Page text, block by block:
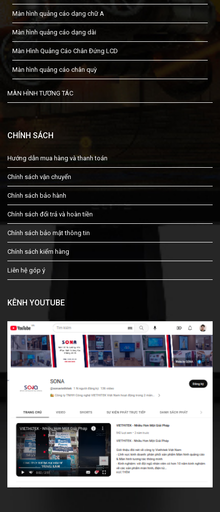
Màn hình quảng cáo dạng chữ A
Màn hình quảng cáo dạng dài
Màn Hình Quảng Cáo Chân Đứng LCD
Màn hình quảng cáo chân quỳ
MÀN HÌNH TƯƠNG TÁC
CHÍNH SÁCH
Hướng dẫn mua hàng và thanh toán
Chính sách vận chuyển
Chính sách bảo hành
Chính sách đổi trả và hoàn tiền
Chính sách bảo mật thông tin
Chính sách kiểm hàng
Liên hệ góp ý
KÊNH YOUTUBE